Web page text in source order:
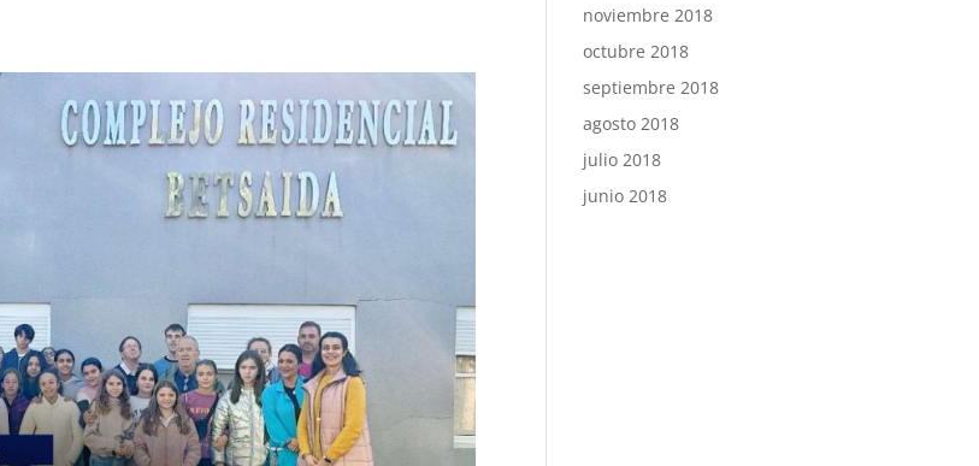
noviembre 2018
octubre 2018
septiembre 2018
agosto 2018
julio 2018
junio 2018